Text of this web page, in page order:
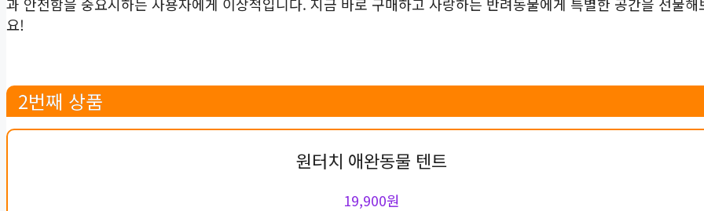
과 안전함을 중요시하는 사용자에게 이상적입니다. 지금 바로 구매하고 사랑하는 반려동물에게 특별한 공간을 선물해
요!
2번째 상품
원터치 애완동물 텐트
19,900원